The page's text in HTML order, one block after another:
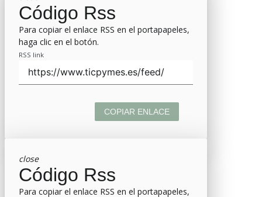
Código Rss
Para copiar el enlace RSS en el portapapeles,
haga clic en el botón.
RSS link
COPIAR ENLACE
close
Código Rss
Para copiar el enlace RSS en el portapapeles,